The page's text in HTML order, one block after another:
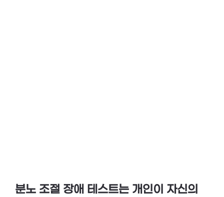
분노 조절 장애 테스트는 개인이 자신의